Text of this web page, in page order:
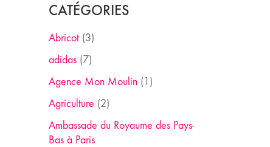
CATÉGORIES
Abricot(3)
adidas(7)
Agence Mon Moulin(1)
Agriculture (2)
Ambassade du Royaume des Pays-
Bas à Paris